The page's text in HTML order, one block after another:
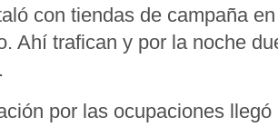
con tiendas de campaña
Ahí trafican y por la noche
por las ocupaciones